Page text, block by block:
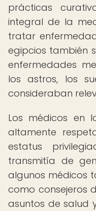
prácticas
integral de la
tratar
egipcios también
enfermedades
los astros, los
consideraban
Los médicos en
altamente
estatus
transmitía de
algunos médicos
como consejeros
asuntos de salud